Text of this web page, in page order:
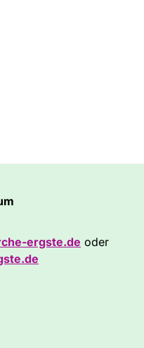
ergste.de oder